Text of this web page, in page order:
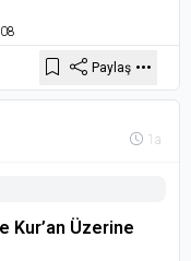
Paylaş
1a
Kur’an Üzerine